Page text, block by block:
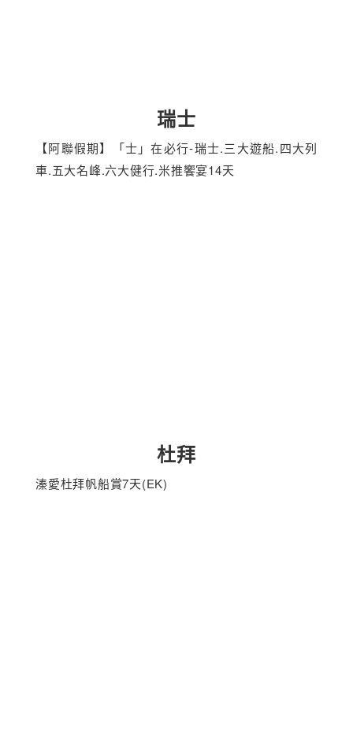
瑞士
【阿聯假期】「士」在必行-瑞士.三大遊船.四大列
車.五大名峰.六大健行.米推饗宴14天
杜拜
溱愛杜拜帆船賞7天(EK)